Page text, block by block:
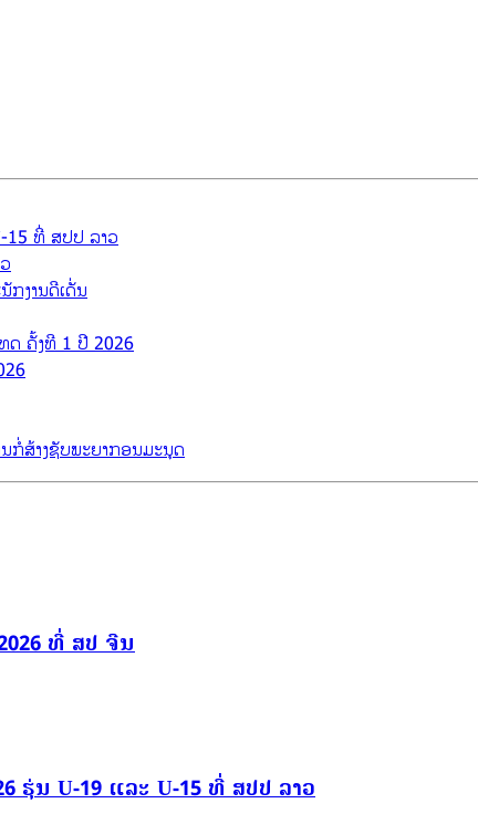
15 ທີ່ ສປປ ລາວ
ງານດີເດັ່ນ
ດ ຄັ້ງທີ 1 ປີ 2026
ກໍ່ສ້າງຊັບພະຍາກອນມະນຸດ
ທີ່ ສປ ຈີນ
ຮຸ່ນ U-19 ແລະ U-15 ທີ່ ສປປ ລາວ